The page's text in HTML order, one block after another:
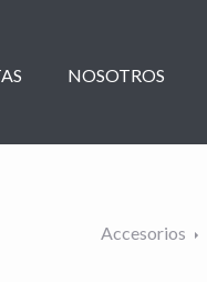
NOSOTROS
Accesorios